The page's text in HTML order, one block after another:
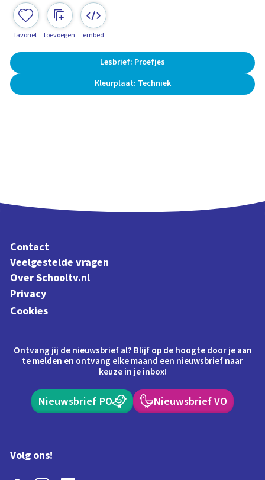
favoriet toevoegen embed
Lesbrief: Proefjes
Kleurplaat: Techniek
Contact
Veelgestelde vragen
Over Schooltv.nl
Privacy
Cookies
Ontvang jij de nieuwsbrief al? Blijf op de hoogte door je aan
te melden en ontvang elke maand een nieuwsbrief naar
keuze in je inbox!
Nieuwsbrief PO Nieuwsbrief VO
Volg ons!